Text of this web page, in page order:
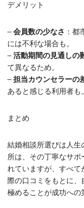
デメリット
–会員数の少なさ ：都
には不利な場合も。
–活動期間の見通しの
て異なるため。
–担当カウンセラーの
あると感じる利用者も。
まとめ
結婚相談所選びは人生
所は、その丁寧なサ
れていますが、すべ
際の口コミをもとに
極めることが成功への